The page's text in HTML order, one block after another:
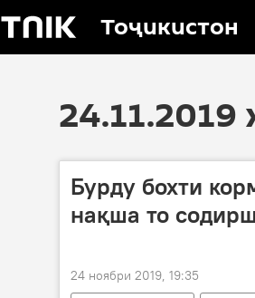
Тоҷикистон
24.11.2019
Бурду бохти
нақша то
24 ноябри 2019, 19:35